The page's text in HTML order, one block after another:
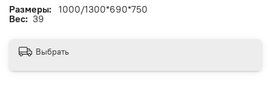
Размеры: 1000/1300*690*750
Вес: 39
Выбрать